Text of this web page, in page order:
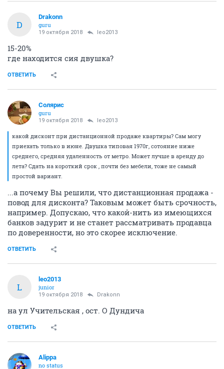
D
Drakonn
guru
19 октября 2018 leo2013
15-20%
где находится сия двушка?
ОТВЕТИТЬ
Солярис
guru
19 октября 2018 leo2013
какой дисконт при дистанционной продаже квартиры? Сам могу
приехать только в июне. Двушка типовая 1970г, сотояние ниже
среднего, средняя удаленность от метро. Может лучше в аренду до
лета? Сдать на короткий срок , почти без мебели, тоже не самый
простой вариант.
...а почему Вы решили, что дистанционная продажа -
повод для дисконта? Таковым может быть срочность,
например. Допускаю, что какой-нить из имеющихся
банков задурит и не станет рассматривать продавца
по доверенности, но это скорее исключение.
ОТВЕТИТЬ
L
leo2013
junior
19 октября 2018 Drakonn
на ул Учительская , ост. О Дундича
ОТВЕТИТЬ
Alippa
no status